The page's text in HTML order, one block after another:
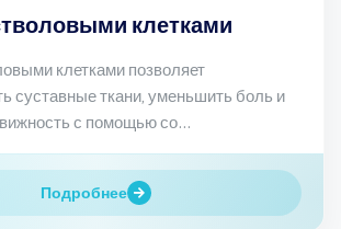
клетками
клетками позволяет
суставные ткани, уменьшить боль и
с помощью со...
Подробнее